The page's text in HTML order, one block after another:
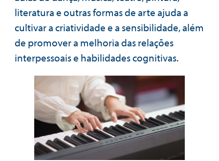
literatura e outras formas de arte ajuda a
cultivar a criatividade e a sensibilidade, além
de promover a melhoria das relações
interpessoais e habilidades cognitivas.